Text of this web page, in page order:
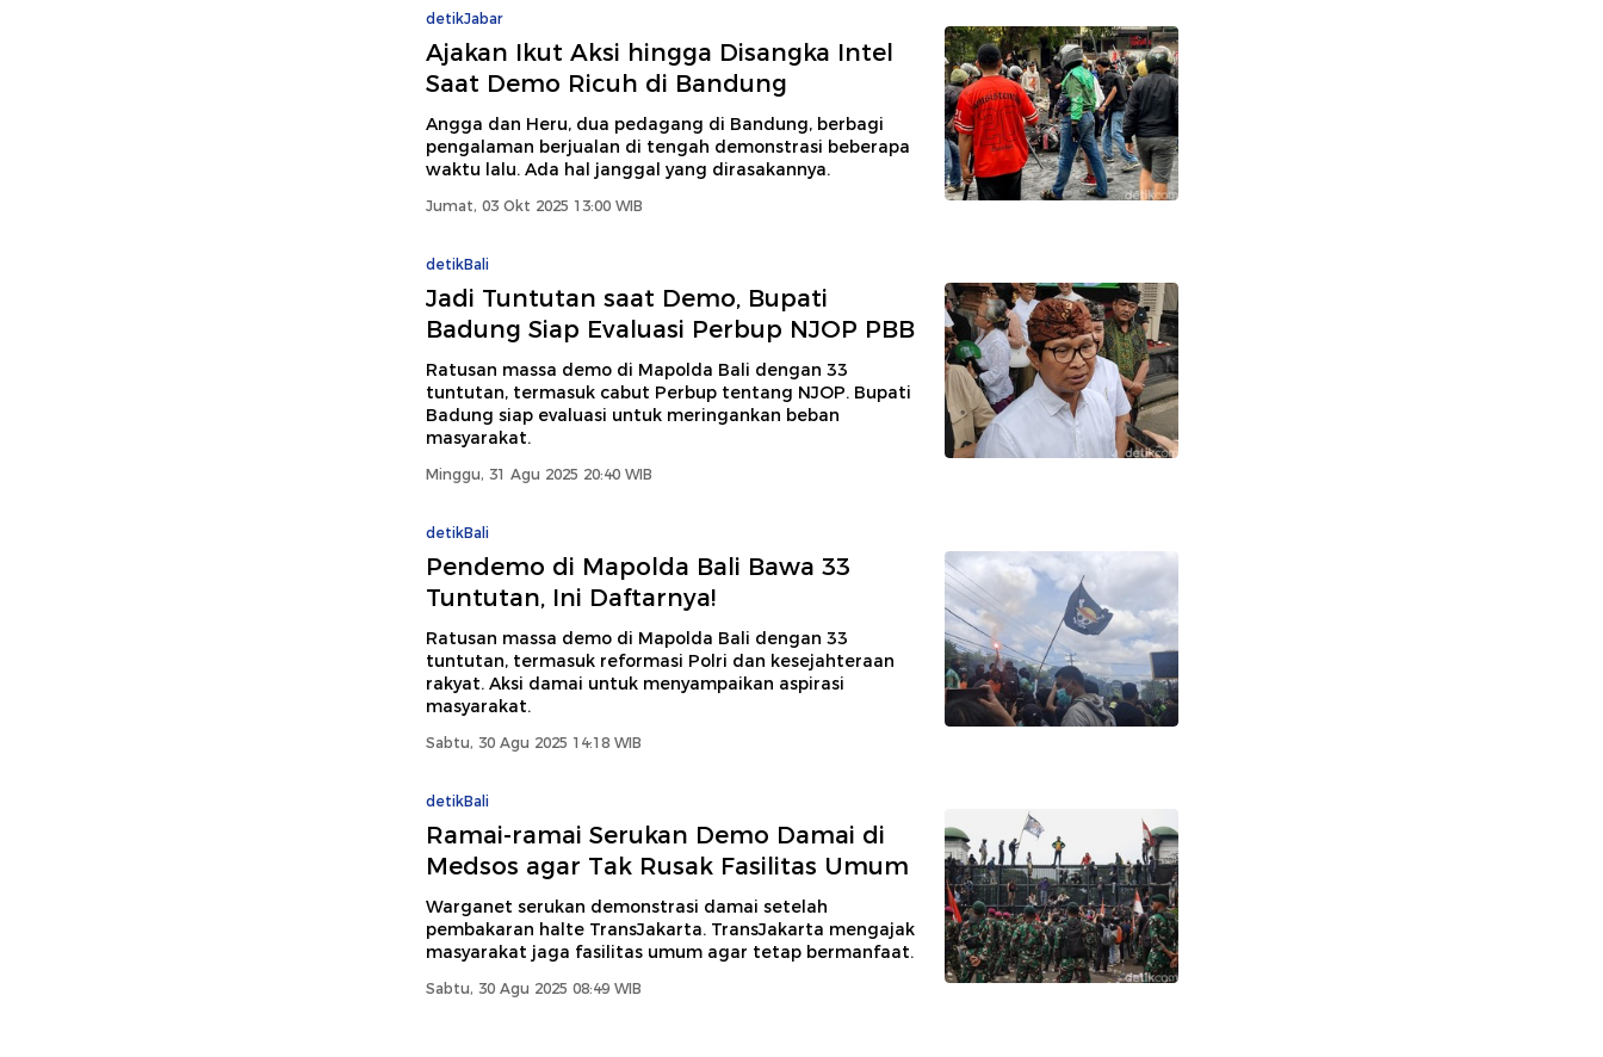
detikJabar
Ajakan Ikut Aksi hingga Disangka Intel
Saat Demo Ricuh di Bandung
Angga dan Heru, dua pedagang di Bandung, berbagi
pengalaman berjualan di tengah demonstrasi beberapa
waktu lalu. Ada hal janggal yang dirasakannya.
Jumat, 03 Okt 2025 13:00 WIB
detikBali
Jadi Tuntutan saat Demo, Bupati
Badung Siap Evaluasi Perbup NJOP PBB
Ratusan massa demo di Mapolda Bali dengan 33
tuntutan, termasuk cabut Perbup tentang NJOP. Bupati
Badung siap evaluasi untuk meringankan beban
masyarakat.
Minggu, 31 Agu 2025 20:40 WIB
detikBali
Pendemo di Mapolda Bali Bawa 33
Tuntutan, Ini Daftarnya!
Ratusan massa demo di Mapolda Bali dengan 33
tuntutan, termasuk reformasi Polri dan kesejahteraan
rakyat. Aksi damai untuk menyampaikan aspirasi
masyarakat.
Sabtu, 30 Agu 2025 14:18 WIB
detikBali
Ramai-ramai Serukan Demo Damai di
Medsos agar Tak Rusak Fasilitas Umum
Warganet serukan demonstrasi damai setelah
pembakaran halte TransJakarta. TransJakarta mengajak
masyarakat jaga fasilitas umum agar tetap bermanfaat.
Sabtu, 30 Agu 2025 08:49 WIB